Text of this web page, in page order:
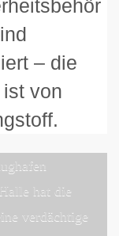
– die
von